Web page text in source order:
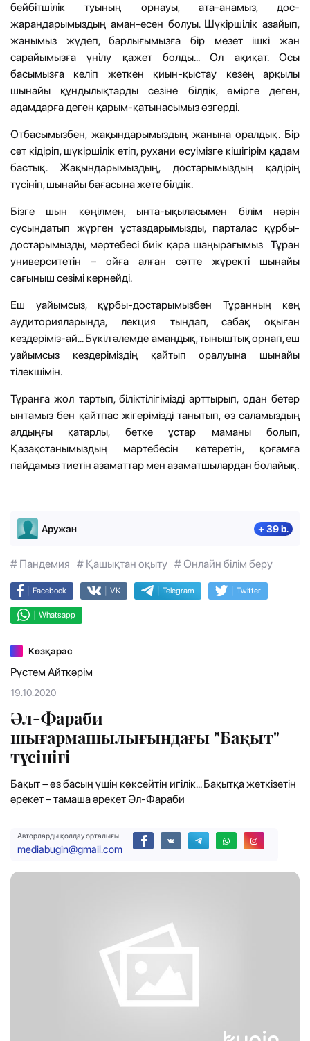
бейбітшілік туының орнауы, ата-анамыз, дос-
жарандарымыздың аман-есен болуы. Шүкіршілік азайып,
жанымыз жүдеп, барлығымызға бір мезет ішкі жан
сарайымызға үнілу қажет болды... Ол ақиқат. Осы
басымызға келіп жеткен қиын-қыстау кезең арқылы
шынайы құндылықтарды сезіне білдік, өмірге деген,
адамдарға деген қарым-қатынасымыз өзгерді.
Отбасымызбен, жақындарымыздың жанына оралдық. Бір
сәт кідіріп, шүкіршілік етіп, рухани өсуімізге кішігірім қадам
бастық. Жақындарымыздың, достарымыздың қадірің
түсініп, шынайы бағасына жете білдік.
Бізге шын көңілмен, ынта-ықыласымен білім нәрін
сусындатып жүрген ұстаздарымызды, парталас құрбы-
достарымызды, мәртебесі биік қара шаңырағымыз Тұран
университетін – ойға алған сәтте жүректі шынайы
сағыныш сезімі кернейді.
Еш уайымсыз, құрбы-достарымызбен Тұранның кең
аудиторияларында, лекция тындап, сабақ оқыған
кездеріміз-ай... Бүкіл әлемде амандық, тыныштық орнап, еш
уайымсыз кездеріміздің қайтып оралуына шынайы
тілекшімін.
Тұранға жол тартып, біліктілігімізді арттырып, одан бетер
ынтамыз бен қайтпас жігерімізді танытып, өз саламыздың
алдыңғы қатарлы, бетке ұстар маманы болып,
Қазақстанымыздың мәртебесін көтеретін, қоғамға
пайдамыз тиетін азаматтар мен азаматшылардан болайық.
Аружан + 39 b.
# Пандемия # Қашықтан оқыту # Онлайн білім беру
| Facebook | VK | Telegram | Twitter
| Whatsapp
Көзқарас
Рүстем Айткәрім
19.10.2020
Әл-Фараби
шығармашылығындағы "Бақыт"
түсінігі
Бақыт – өз басың үшін көксейтін игілік... Бақытқа жеткізетін
әрекет – тамаша әрекет Әл-Фараби
Авторларды қолдау орталығы
mediabugin@gmail.com